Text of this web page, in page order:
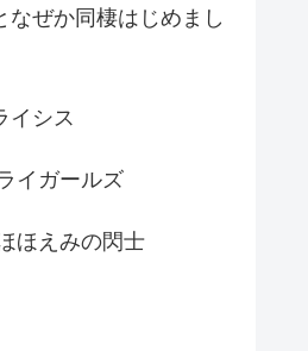
なぜか同棲はじめまし
イシス
イガールズ
ほえみの閃士